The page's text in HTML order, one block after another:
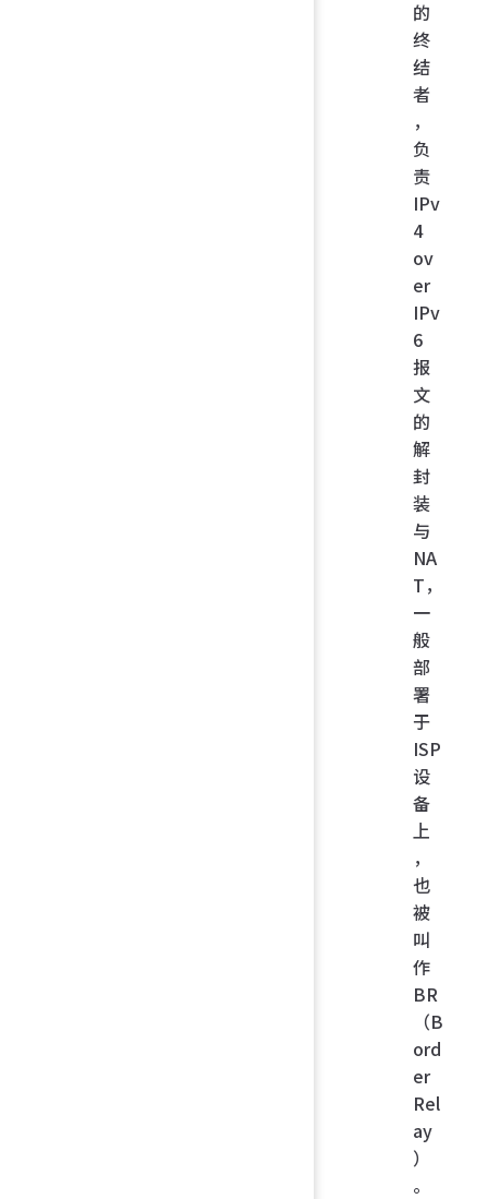
的
终
结
者
，
负
责
IPv
4
ov
er
IPv
6
报
文
的
解
封
装
与
NA
T，
一
般
部
署
于
ISP
设
备
上
，
也
被
叫
作
BR
（B
ord
er
Rel
ay
）
。